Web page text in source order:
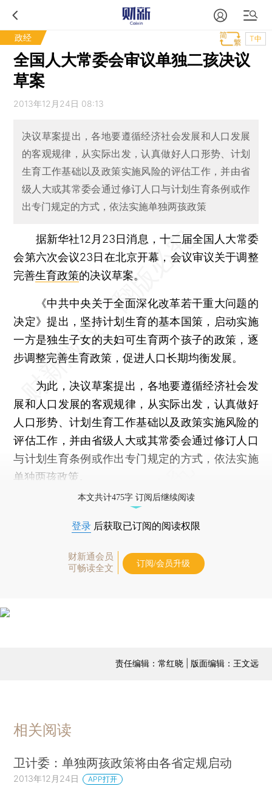
政经 T中
全国人大常委会审议单独二孩决议
草案
2013年12月24日 08:13
决议草案提出，各地要遵循经济社会发展和人口发展
的客观规律，从实际出发，认真做好人口形势、计划
生育工作基础以及政策实施风险的评估工作，并由省
级人大或其常委会通过修订人口与计划生育条例或作
出专门规定的方式，依法实施单独两孩政策
据新华社12月23日消息，十二届全国人大常委
会第六次会议23日在北京开幕，会议审议关于调整
完善生育政策的决议草案。
《中共中央关于全面深化改革若干重大问题的
决定》提出，坚持计划生育的基本国策，启动实施
一方是独生子女的夫妇可生育两个孩子的政策，逐
步调整完善生育政策，促进人口长期均衡发展。
为此，决议草案提出，各地要遵循经济社会发
展和人口发展的客观规律，从实际出发，认真做好
人口形势、计划生育工作基础以及政策实施风险的
评估工作，并由省级人大或其常委会通过修订人口
与计划生育条例或作出专门规定的方式，依法实施
单独两孩政策。
本文共计475字 订阅后继续阅读
登录 后获取已订阅的阅读权限
财新通会员
可畅读全文
订阅/会员升级
责任编辑：常红晓 | 版面编辑：王文远
相关阅读
卫计委：单独两孩政策将由各省定规启动
2013年12月24日 APP打开